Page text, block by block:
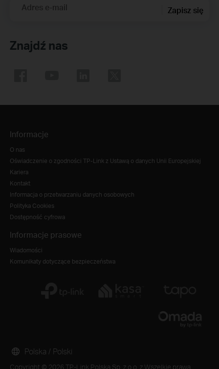
Adres e-mail Zapisz się
Znajdź nas
Informacje
O nas
Oświadczenie o zgodności TP-Link z Ustawą o danych Unii Europejskiej
Kariera
Kontakt
Informacja o przetwarzaniu danych osobowych
Polityka Cookies
Dostępność cyfrowa
Informacje prasowe
Wiadomości
Komunikaty dotyczące bezpieczeństwa
Copyright © 2026 TP-Link Polska Sp. z o.o. z Wszelkie prawa
Polska / Polski